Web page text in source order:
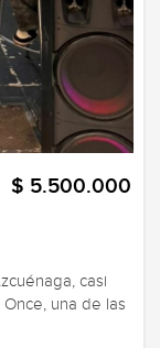
$ 5.500.000
casi
una de las